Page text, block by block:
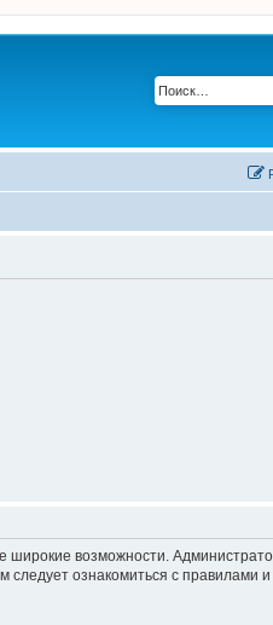
широкие возможности.
ознакомиться с правилами и